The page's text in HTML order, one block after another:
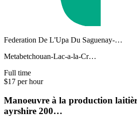
Federation De L'Upa Du Saguenay-…
Metabetchouan-Lac-a-la-Cr…
Full time
$17 per hour
Manoeuvre à la production
ayrshire 200…